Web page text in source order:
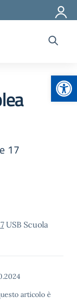
17
USB Scuola
articolo è